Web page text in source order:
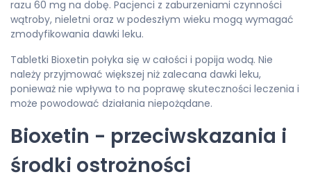
razu 60 mg na dobę. Pacjenci z zaburzeniami czynności
wątroby, nieletni oraz w podeszłym wieku mogą wymagać
zmodyfikowania dawki leku.
Tabletki Bioxetin połyka się w całości i popija wodą. Nie
należy przyjmować większej niż zalecana dawki leku,
ponieważ nie wpływa to na poprawę skuteczności leczenia i
może powodować działania niepożądane.
Bioxetin - przeciwskazania i
środki ostrożności